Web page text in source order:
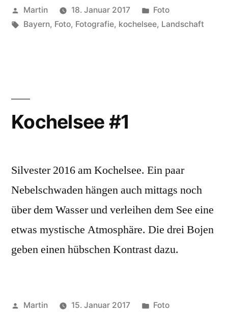
Veröffentlicht
von
Martin 18. Januar 2017
Veröffentlicht
unter
Foto
Schlagwörter:
Bayern, Foto, Fotografie, kochelsee, Landschaft
Kochelsee #1
Silvester 2016 am Kochelsee. Ein paar
Nebelschwaden hängen auch mittags noch
über dem Wasser und verleihen dem See eine
etwas mystische Atmosphäre. Die drei Bojen
geben einen hübschen Kontrast dazu.
Veröffentlicht
Martin 15. Januar 2017 Veröffentlicht
Foto